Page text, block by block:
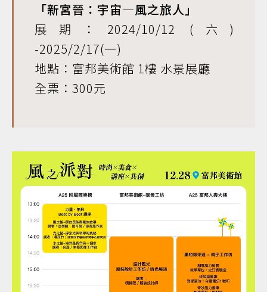
「新宮晉：宇宙—風之旅人」
展期：2024/10/12 (六)
-2025/2/17(一)
地點：富邦美術館 1樓 水景展廳
全票：300元